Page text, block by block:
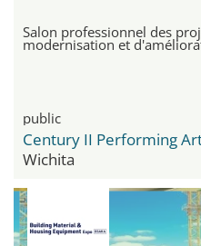
Salon professionnel des
modernisation et
public
Wichita